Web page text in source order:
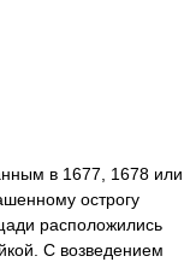
в 1677, 1678 или
острогу
расположились
С возведением